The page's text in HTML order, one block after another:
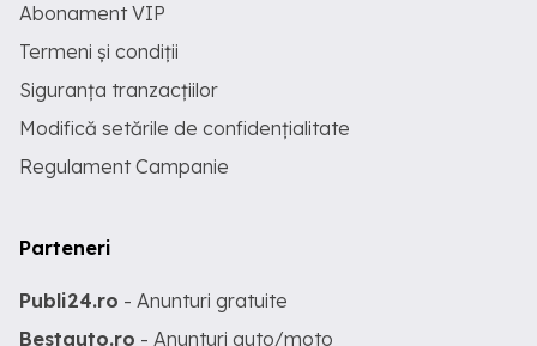
Abonament VIP
Termeni și condiții
Siguranța tranzacțiilor
Modifică setările de confidențialitate
Regulament Campanie
Parteneri
Publi24.ro - Anunturi gratuite
Bestauto.ro - Anunturi auto/moto